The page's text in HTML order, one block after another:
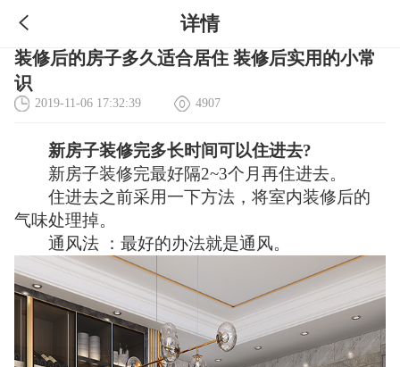
详情
装修后的房子多久适合居住 装修后实用的小常
识
2019-11-06 17:32:39 4907
新房子装修完多长时间可以住进去?
新房子装修完最好隔2~3个月再住进去。
住进去之前采用一下方法，将室内装修后的
气味处理掉。
通风法 ：最好的办法就是通风。